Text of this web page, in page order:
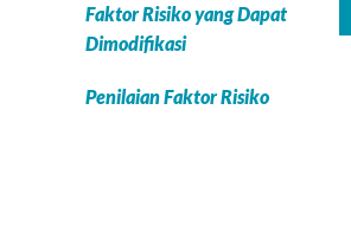
Faktor Risiko yang Dapat
Dimodifikasi
Penilaian Faktor Risiko